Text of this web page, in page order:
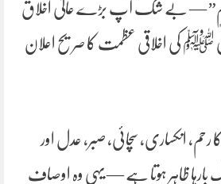
— بے شک آپ بڑے عالیٰ اخلاق
ﷺ کی اخلاقی عظمت کا صریح اعلان
انکساری، سچائی، صبر، عدل اور
بارہا ظاہر ہوتا ہے — یہی وہ اوصاف